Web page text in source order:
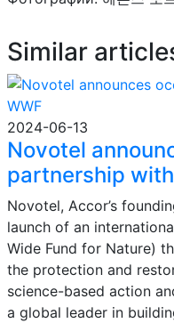
Similar
2024-06-13
Novotel
partnership
Novotel, Accor’s
launch of an
Wide Fund for Nature)
the protection and
science-based action
a global leader in